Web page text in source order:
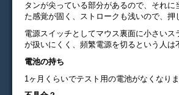
タンが尖っている部分があるので、それ
た感覚が固く、ストロークも浅いので、押
電源スイッチとしてマウス裏面に小さい
が扱いにくく、頻繁電源を切るという人は
電池の持ち
1ヶ月くらいでテスト用の電池がなくなり